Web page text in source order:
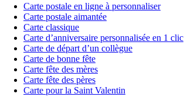
Carte postale en ligne à personnaliser
Carte postale aimantée
Carte classique
Carte d’anniversaire personnalisée en 1 clic
Carte de départ d’un collègue
Carte de bonne fête
Carte fête des mères
Carte fête des pères
Carte pour la Saint Valentin